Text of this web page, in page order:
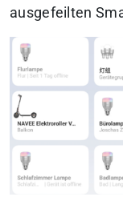
ausgefeilten